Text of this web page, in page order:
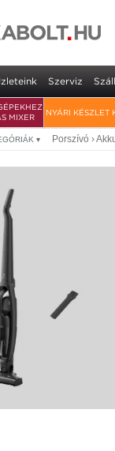
Szerviz
MIXER
NYÁRI KÉSZLET
▾ Porszívó ›
garancia
2in1 porszívó • Ciklon